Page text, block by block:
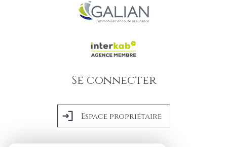
Se connecter
Espace propriétaire